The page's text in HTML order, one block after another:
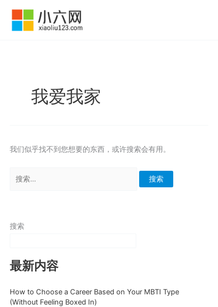
我爱我家
我们似乎找不到您想要的东西，或许搜索会有用。
索：
搜索
最新内容
How to Choose a Career Based on Your MBTI Type
(Without Feeling Boxed In)